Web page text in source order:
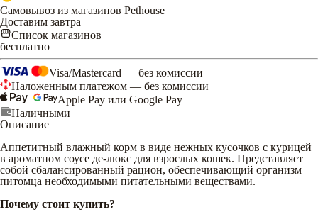
Самовывоз из магазинов Pethouse
Доставим завтра
Список магазинов
бесплатно
Visa/Mastercard — без комиссии
Наложенным платежом — без комиссии
Apple Pay или Google Pay
Наличными
Описание
Аппетитный влажный корм в виде нежных кусочков с курицей
в ароматном соусе де-люкс для взрослых кошек. Представляет
собой сбалансированный рацион, обеспечивающий организм
питомца необходимыми питательными веществами.
Почему стоит купить?